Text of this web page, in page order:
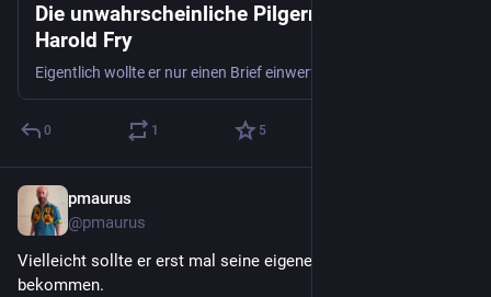
Die unwahrscheinliche Pilgerreise des
Harold Fry
0 1 5
pmaurus
@pmaurus
Vielleicht sollte er erst mal seine eigene Lage in den Griff
bekommen.